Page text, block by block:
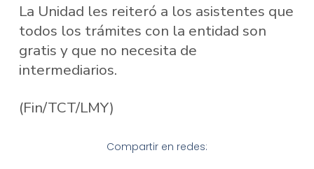
La Unidad les reiteró a los asistentes que
todos los trámites con la entidad son
gratis y que no necesita de
intermediarios.
(Fin/TCT/LMY)
Compartir en redes: